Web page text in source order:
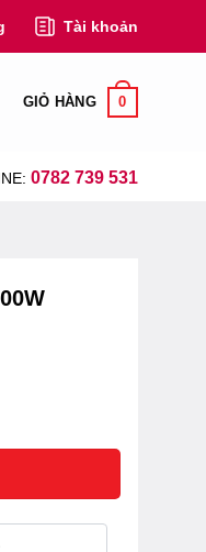
Tài khoản
GIỎ HÀNG 0
0782 739 531